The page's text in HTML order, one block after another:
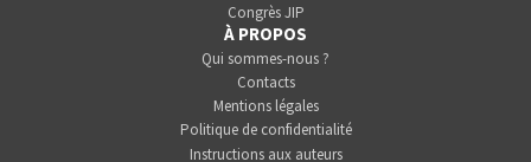
Congrès JIP
À PROPOS
Qui sommes-nous ?
Contacts
Mentions légales
Politique de confidentialité
Instructions aux auteurs